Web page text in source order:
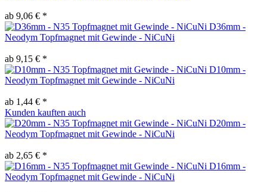
ab 9,06 € *
D36mm -
Neodym Topfmagnet mit Gewinde - NiCuNi
ab 9,15 € *
D10mm -
Neodym Topfmagnet mit Gewinde - NiCuNi
ab 1,44 € *
Kunden kauften auch
D20mm -
Neodym Topfmagnet mit Gewinde - NiCuNi
ab 2,65 € *
D16mm -
Neodym Topfmagnet mit Gewinde - NiCuNi